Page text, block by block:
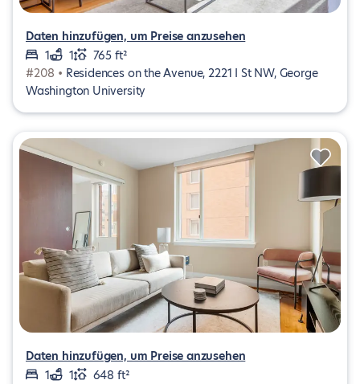
Daten hinzufügen, um Preise anzusehen
1
1
765 ft²
#208 • Residences on the Avenue, 2221 I St NW, George
Washington University
Daten hinzufügen, um Preise anzusehen
1
1
648 ft²